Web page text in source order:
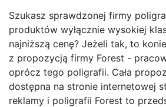
Szukasz sprawdzonej firmy
produktów wyłącznie wysokiej
najniższą cenę? Jeżeli tak, to
z propozycją firmy Forest -
oprócz tego poligrafii. Cała
dostępna na stronie internetowej
reklamy i poligrafii Forest to